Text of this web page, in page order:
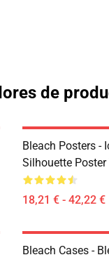
de
Bleach Posters -
Silhouette Poster
18,21 € - 42,22 €
Bleach Cases -